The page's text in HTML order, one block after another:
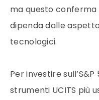
ma questo
dipenda dalle
tecnologici.
Per investire
strumenti UCITS più